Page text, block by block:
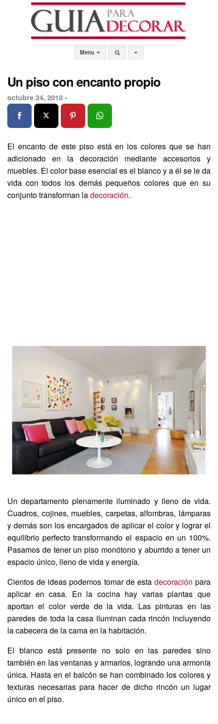
Menu
Un piso con encanto propio
octubre 24, 2010 •
El encanto de este piso está en los colores que se han
adicionado en la decoración mediante accesorios y
muebles. El color base esencial es el blanco y a él se le da
vida con todos los demás pequeños colores que en su
conjunto transforman ladecoración.
Un departamento plenamente iluminado y lleno de vida.
Cuadros, cojines, muebles, carpetas, alfombras, lámparas
y demás son los encargados de aplicar el color y lograr el
equilibrio perfecto transformando el espacio en un 100%.
Pasamos de tener un piso monótono y aburrido a tener un
espacio único, lleno de vida y energía.
Cientos de ideas podemos tomar de esta decoración para
aplicar en casa. En la cocina hay varias plantas que
aportan el color verde de la vida. Las pinturas en las
paredes de toda la casa iluminan cada rincón incluyendo
la cabecera de la cama en la habitación.
El blanco está presente no solo en las paredes sino
también en las ventanas y armarios, logrando una armonía
única. Hasta en el balcón se han combinado los colores y
texturas necesarias para hacer de dicho rincón un lugar
único en el piso.